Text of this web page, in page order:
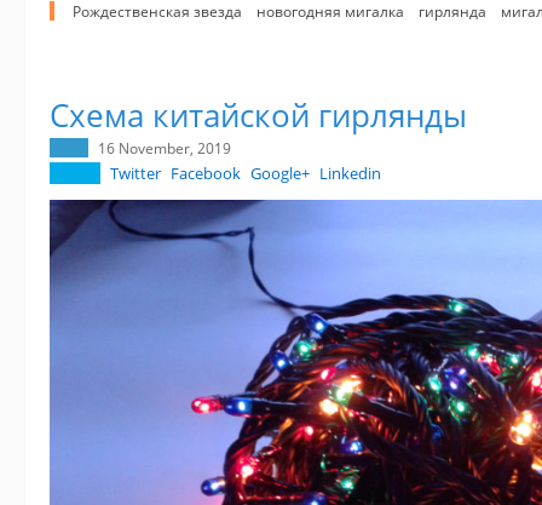
Рождественская звезда
новогодняя мигалка гирлянда
Схема китайской гирлянды
16 November, 2019
Twitter Facebook Google+ Linkedin